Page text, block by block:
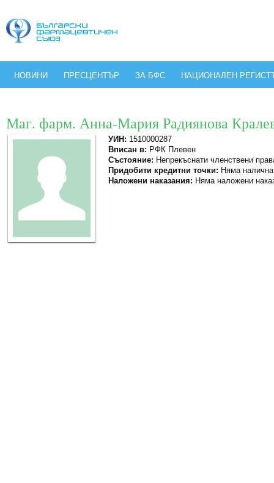
НОВИНИ ПРЕСЦЕНТЪР ЗА БФС НАЦИОНАЛЕН
Маг. фарм. Анна-Мария Радиянова
УИН: 1510000287
Вписан в: РФК Плевен
Състояние: Непрекъснати членствени
Придобити кредитни точки: Няма
Наложени наказания: Няма наложени